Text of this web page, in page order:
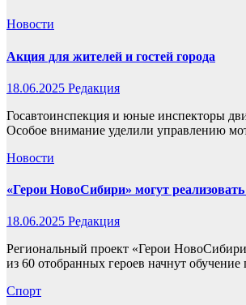
Новости
Акция для жителей и гостей города
18.06.2025 Редакция
Госавтоинспекция и юные инспекторы
Особое внимание уделили управлению
Новости
«Герои НовоСибири» могут
18.06.2025 Редакция
Региональный проект «Герои
из 60 отобранных героев начнут
Спорт